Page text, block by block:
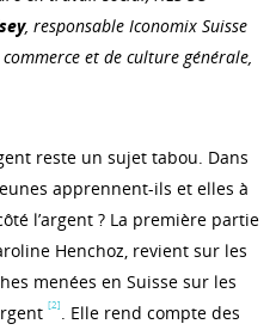
, responsable Iconomix Suisse
et de culture générale,
reste un sujet tabou. Dans
apprennent-ils et elles à
l’argent ? La première partie
Henchoz, revient sur les
menées en Suisse sur les
[2] . Elle rend compte des